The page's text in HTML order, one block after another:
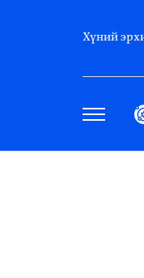
Хүний